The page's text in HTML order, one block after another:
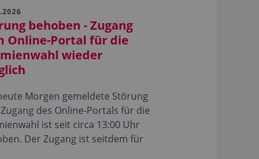
behoben - Zugang
Online-Portal für die
wieder
Morgen gemeldete Störung
des Online-Portals für die
ist seit circa 13:00 Uhr
Der Zugang ist seitdem für